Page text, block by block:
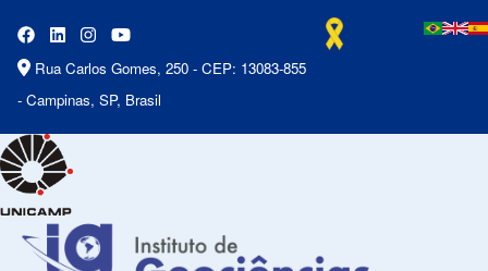
Rua Carlos Gomes, 250 - CEP: 13083-855
- Campinas, SP, Brasil